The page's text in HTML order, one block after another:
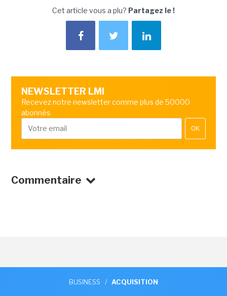
Cet article vous a plu? Partagez le !
NEWSLETTER LMI
Recevez notre newsletter comme plus de 50000
abonnés
OK
Commentaire
BUSINESS / ACQUISITION